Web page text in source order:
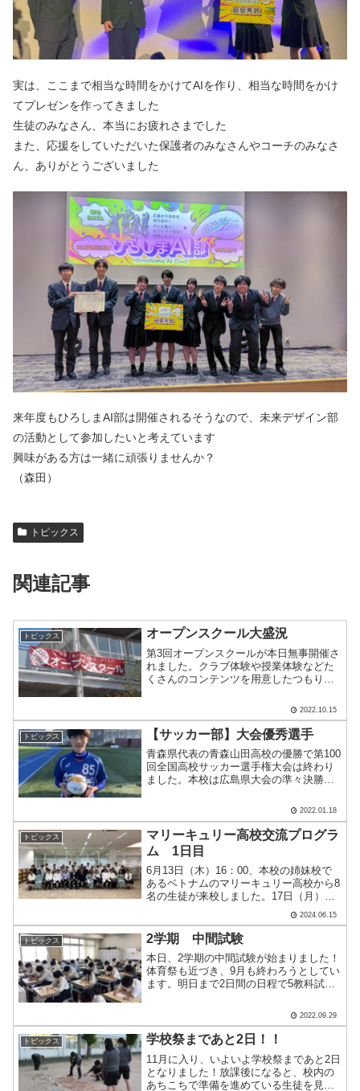
実は、ここまで相当な時間をかけてAIを作り、相当な時間をかけ
てプレゼンを作ってきました
生徒のみなさん、本当にお疲れさまでした
また、応援をしていただいた保護者のみなさんやコーチのみなさ
ん、ありがとうございました
来年度もひろしまAI部は開催されるそうなので、未来デザイン部
の活動として参加したいと考えています
興味がある方は一緒に頑張りませんか？
（森田）
トピックス
関連記事
トピックス オープンスクール大盛況
第3回オープンスクールが本日無事開催さ
れました。クラブ体験や授業体験などた
くさんのコンテンツを用意したつもりで
た。全ての方を受け入れることができ
ず、大変申し訳ありませんでした。たく
さんの方が本校に興味を持.....
2022.10.15
トピックス 【サッカー部】大会優秀選手
青森県代表の青森山田高校の優勝で第100
回全国高校サッカー選手権大会は終わり
ました。本校は広島県大会の準々決勝で
生 近藤 葵良(廿日市FC) が広島県大
会の優秀選手に選ばれました。コメン
ト：「第100回大.....
2022.01.18
トピックス
マリーキュリー高校交流プログラ
ム 1日目
6月13日（木）16：00、本校の姉妹校で
あるベトナムのマリーキュリー高校から8
名の生徒が来校しました。17日（月）ま
で滞在します。1日目は、歓迎セレモニー
を行い、マリーキュリー高校の留学生に
よるダンス披露がありました。その後、
本校生徒のご.....
2024.06.15
トピックス 2学期 中間試験
本日、2学期の中間試験が始まりました！
体育祭も近づき、9月も終わろうとしてい
ます。明日まで2日間の日程で5教科試験
語の3教科でした。試験週間中、学校に残
ってわからないところを先生に聞く姿
や、友人同士で教え.....
2022.09.29
トピックス 学校祭まであと2日！！
11月に入り、いよいよ学校祭まであと2日
となりました！放課後になると、校内の
あちこちで準備を進めている生徒を見か